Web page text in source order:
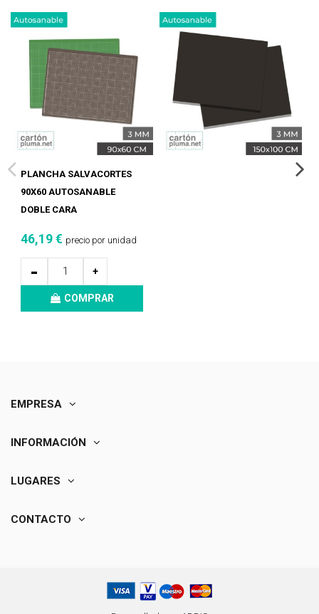
PLANCHA SALVACORTES
90X60 AUTOSANABLE
DOBLE CARA
46,19 € precio por unidad
+
-
COMPRAR
EMPRESA
INFORMACIÓN
LUGARES
CONTACTO